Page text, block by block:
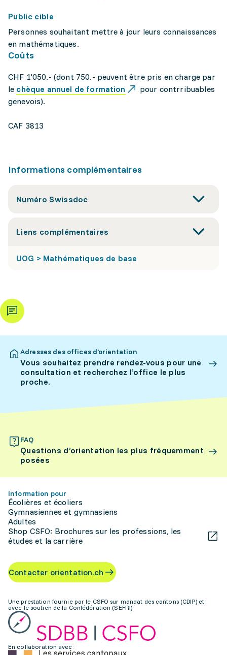
Public cible
Personnes souhaitant mettre à jour leurs connaissances
en mathématiques.
Coûts
CHF 1'050.- (dont 750.- peuvent être pris en charge par
le chèque annuel de formation
pour contrribuables
genevois).
CAF 3813
Informations complémentaires
Numéro Swissdoc
Liens complémentaires
UOG > Mathématiques de base
Adresses des offices d’orientation
Vous souhaitez prendre rendez-vous pour une
consultation et recherchez l’office le plus
proche.
FAQ
Questions d’orientation les plus fréquemment
posées
Information pour
Écolières et écoliers
Gymnasiennes et gymnasiens
Adultes
Shop CSFO: Brochures sur les professions, les
études et la carrière
Contacter orientation.ch
Une prestation fournie par le CSFO sur mandat des cantons (CDIP) et
avec le soutien de la Confédération (SEFRI)
En collaboration avec: